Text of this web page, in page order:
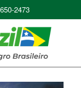
2473